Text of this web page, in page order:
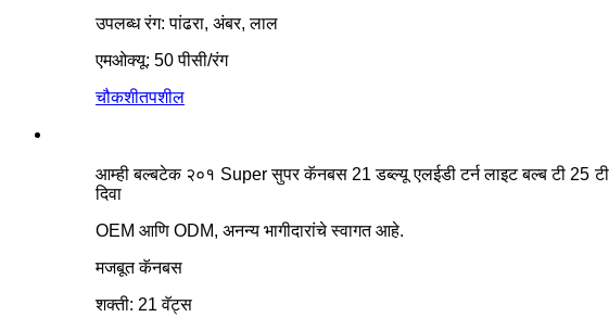
उपलब्ध रंग: पांढरा, अंबर, लाल
एमओक्यू: 50 पीसी/रंग
चौकशीतपशील
आम्ही बल्बटेक २०१ Super सुपर कॅनबस 21 डब्ल्यू एलईडी टर्न लाइट बल्ब टी 25
दिवा
OEM आणि ODM, अनन्य भागीदारांचे स्वागत आहे.
मजबूत कॅनबस
शक्ती: 21 वॅट्स